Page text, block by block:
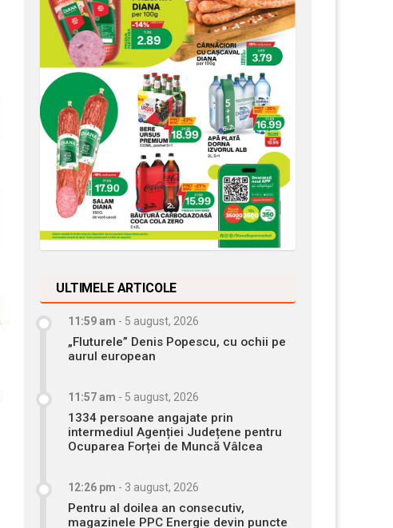
ULTIMELE ARTICOLE
11:59 am - 5 august, 2026
„Fluturele” Denis Popescu, cu ochii pe
aurul european
11:57 am - 5 august, 2026
1334 persoane angajate prin
intermediul Agenției Județene pentru
Ocuparea Forței de Muncă Vâlcea
12:26 pm - 3 august, 2026
Pentru al doilea an consecutiv,
magazinele PPC Energie devin puncte